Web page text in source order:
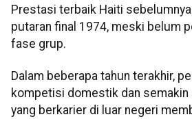
Prestasi terbaik Haiti
putaran final 1974, meski belum
fase grup.
Dalam beberapa tahun terakhir,
kompetisi domestik dan semakin
yang berkarier di luar negeri